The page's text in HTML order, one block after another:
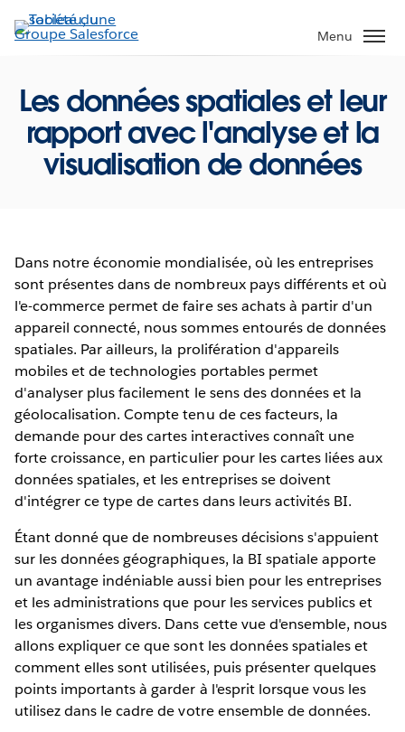
Aller
au
Menu
Les données spatiales et leur
rapport avec l'analyse et la
visualisation de données
Dans notre économie mondialisée, où les entreprises
sont présentes dans de nombreux pays différents et où
l'e-commerce permet de faire ses achats à partir d'un
appareil connecté, nous sommes entourés de données
spatiales. Par ailleurs, la prolifération d'appareils
mobiles et de technologies portables permet
d'analyser plus facilement le sens des données et la
géolocalisation. Compte tenu de ces facteurs, la
demande pour des cartes interactives connaît une
forte croissance, en particulier pour les cartes liées aux
données spatiales, et les entreprises se doivent
d'intégrer ce type de cartes dans leurs activités BI.
Étant donné que de nombreuses décisions s'appuient
sur les données géographiques, la BI spatiale apporte
un avantage indéniable aussi bien pour les entreprises
et les administrations que pour les services publics et
les organismes divers. Dans cette vue d'ensemble, nous
allons expliquer ce que sont les données spatiales et
comment elles sont utilisées, puis présenter quelques
points importants à garder à l'esprit lorsque vous les
utilisez dans le cadre de votre ensemble de données.